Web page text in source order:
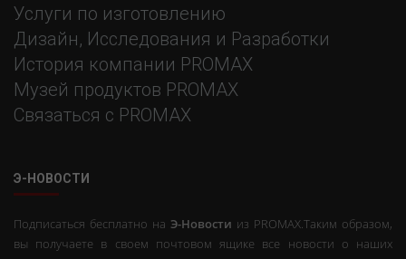
Услуги по изготовлению
Дизайн, Исследования и Разработки
История компании PROMAX
Музей продуктов PROMAX
Связаться с PROMAX
Э-НОВОСТИ
Подписаться бесплатно на Э-Новости из PROMAX.Таким образом,
вы получаете в своем почтовом ящике все новости о наших